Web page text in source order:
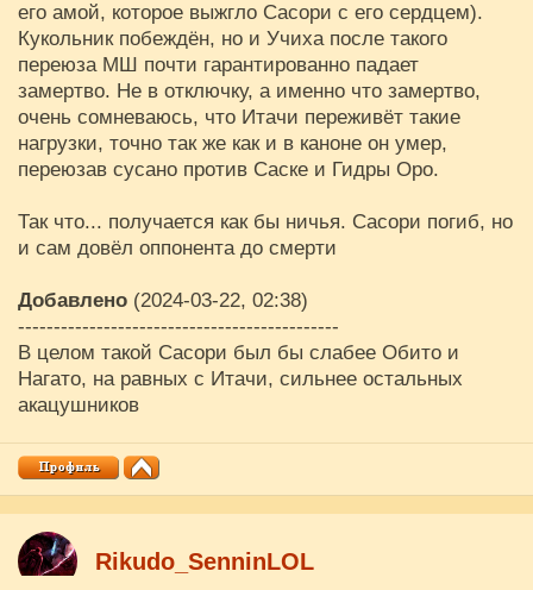
его амой, которое выжгло Сасори с его сердцем).
Кукольник побеждён, но и Учиха после такого
переюза МШ почти гарантированно падает
замертво. Не в отключку, а именно что замертво,
очень сомневаюсь, что Итачи переживёт такие
нагрузки, точно так же как и в каноне он умер,
переюзав сусано против Саске и Гидры Оро.
Так что... получается как бы ничья. Сасори погиб, но
и сам довёл оппонента до смерти
Добавлено (2024-03-22, 02:38)
---------------------------------------------
В целом такой Сасори был бы слабее Обито и
Нагато, на равных с Итачи, сильнее остальных
акацушников
Rikudo_SenninLOL